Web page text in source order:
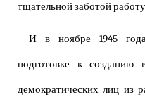
тщательной заботой
И в ноябре 1945
подготовке к созданию
демократических лиц из